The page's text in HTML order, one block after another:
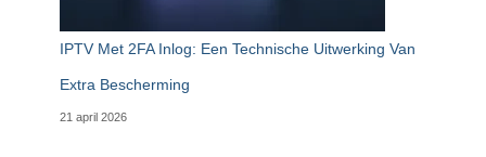
IPTV Met 2FA Inlog: Een Technische Uitwerking Van
Extra Bescherming
21 april 2026